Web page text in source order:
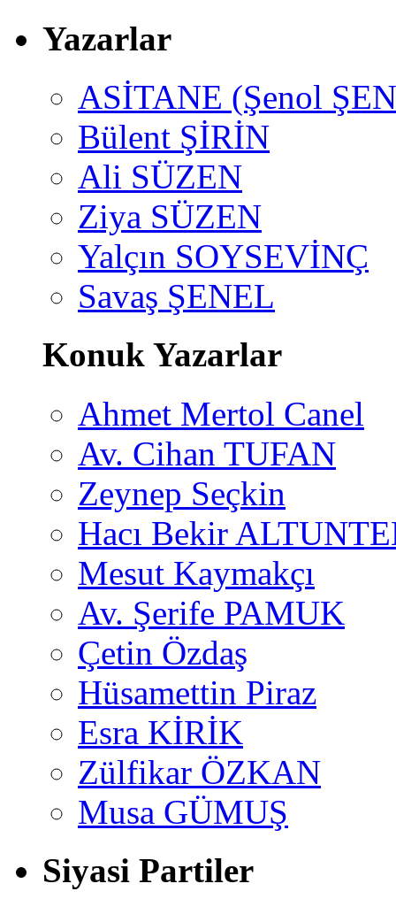
Yazarlar
ASİTANE (Şenol
Bülent ŞİRİN
Ali SÜZEN
Ziya SÜZEN
Yalçın SOYSEVİNÇ
Savaş ŞENEL
Konuk Yazarlar
Ahmet Mertol Canel
Av. Cihan TUFAN
Zeynep Seçkin
Hacı Bekir
Mesut Kaymakçı
Av. Şerife PAMUK
Çetin Özdaş
Hüsamettin Piraz
Esra KİRİK
Zülfikar ÖZKAN
Musa GÜMUŞ
Siyasi Partiler